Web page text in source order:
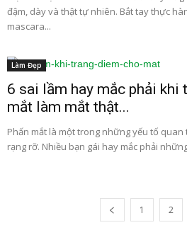
đậm, dày và thật tự nhiên. Bắt tay thực
mascara...
Làm Đẹp
6 sai lầm hay mắc phải khi
mắt làm mắt thật...
Phấn mắt là một trong những yếu tố
rạng rỡ. Nhiều bạn gái hay mắc phải
1 2